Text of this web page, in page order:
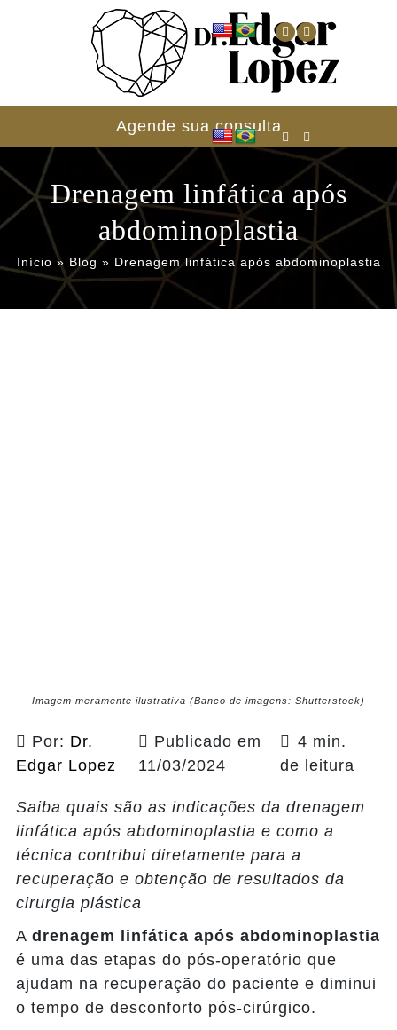
Agende sua consulta
Drenagem linfática após
abdominoplastia
Início » Blog » Drenagem linfática após abdominoplastia
Imagem meramente ilustrativa (Banco de imagens: Shutterstock)
Por: Dr.
Edgar Lopez
Publicado em
11/03/2024
4 min.
de leitura
Saiba quais são as indicações da drenagem
linfática após abdominoplastia e como a
técnica contribui diretamente para a
recuperação e obtenção de resultados da
cirurgia plástica
A drenagem linfática após abdominoplastia
é uma das etapas do pós-operatório que
ajudam na recuperação do paciente e diminui
o tempo de desconforto pós-cirúrgico.